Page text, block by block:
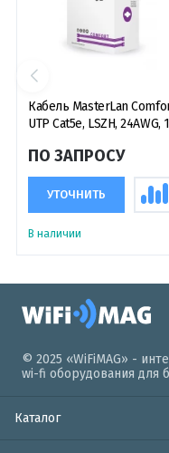
Кабель MasterLan
UTP Cat5e, LSZH, 24AWG, 1
ПО ЗАПРОСУ
УТОЧНИТЬ
В наличии
© 2025 «WiFiMAG» -
wi-fi оборудования для
Каталог